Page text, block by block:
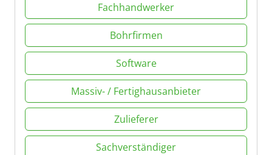
Fachhandwerker
Bohrfirmen
Software
Massiv- / Fertighausanbieter
Zulieferer
Sachverständiger